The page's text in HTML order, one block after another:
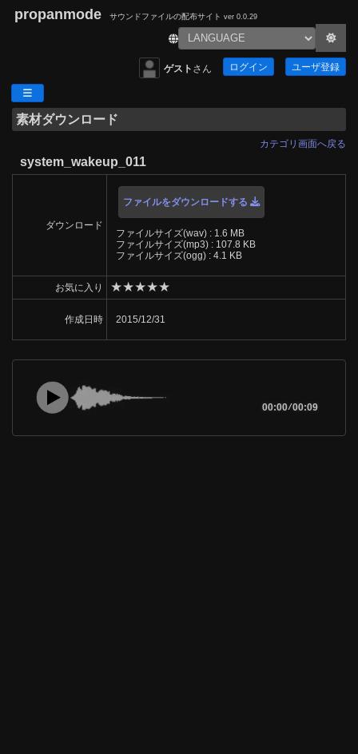
propanmode サウンドファイルの配布サイト ver 0.0.29
ゲスト さん ログイン ユーザ登録
素材ダウンロード
カテゴリ画面へ戻る
system_wakeup_011
ダウンロード
ファイルをダウンロードする
ファイルサイズ(wav) : 1.6 MB
ファイルサイズ(mp3) : 107.8 KB
ファイルサイズ(ogg) : 4.1 KB
お気に入り ★★★★★
作成日時 2015/12/31
00:00/00:09